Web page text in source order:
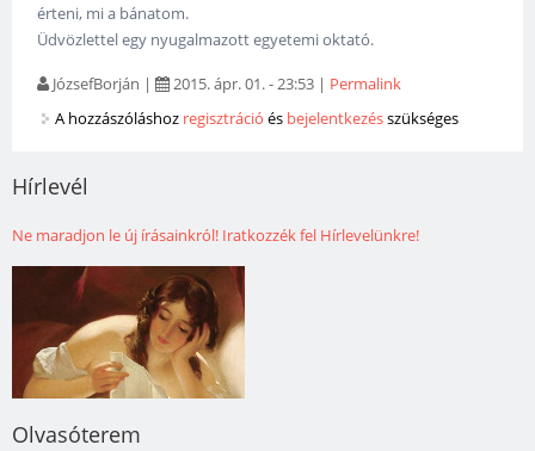
érteni, mi a bánatom.
Üdvözlettel egy nyugalmazott egyetemi oktató.
JózsefBorján | 2015. ápr. 01. - 23:53 | Permalink
A hozzászóláshoz regisztráció és bejelentkezésszükséges
Hírlevél
Ne maradjon le új írásainkról! Iratkozzék fel Hírlevelünkre!
Olvasóterem